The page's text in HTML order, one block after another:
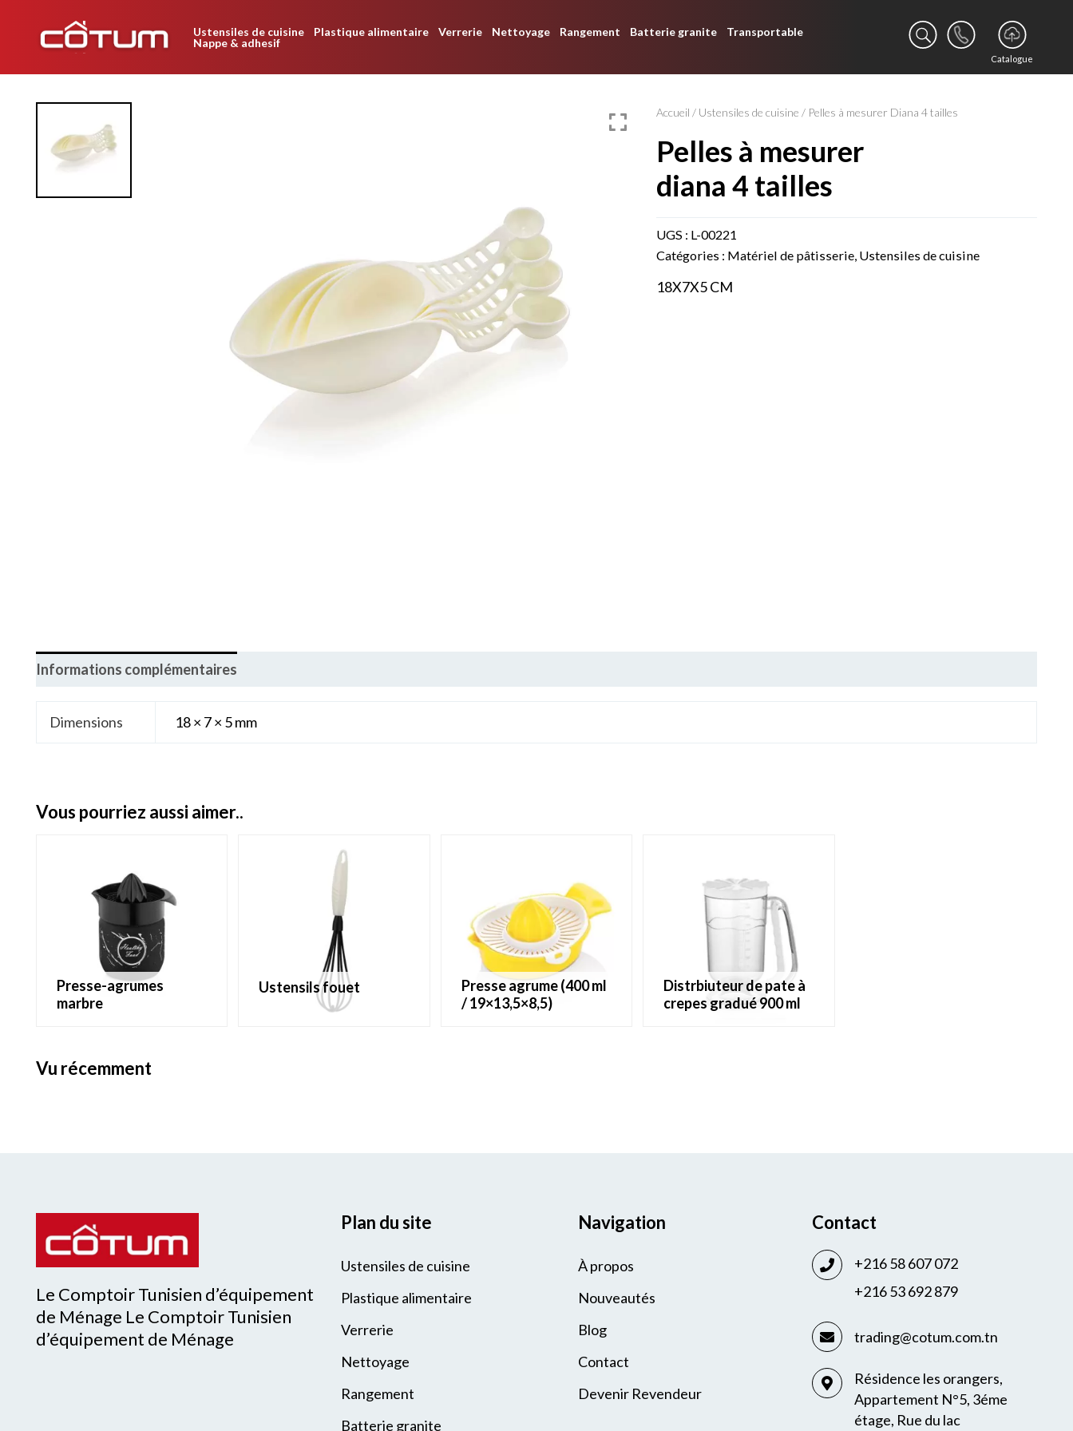
Ustensiles de cuisine Plastique alimentaire Verrerie Nettoyage Rangement Batterie granite
Transportable
Nappe & adhesif
Catalogue
Accueil / Ustensiles de cuisine / Pelles à mesurer Diana 4 tailles
pelles à mesurer
diana 4 tailles
UGS : L-00221
Catégories : Matériel de pâtisserie, Ustensiles de cuisine
18X7X5 CM
Informations complémentaires
Dimensions 18 × 7 × 5 mm
vous pourriez aussi aimer..
presse-agrumes
marbre
ustensils fouet
presse agrume (400 ml
/ 19×13,5×8,5)
distrbiuteur de pate à
crepes gradué 900 ml
vu récemment
Le Comptoir Tunisien d’équipement
de Ménage Le Comptoir Tunisien
d’équipement de Ménage
Plan du site
Ustensiles de cuisine
Plastique alimentaire
Verrerie
Nettoyage
Rangement
Batterie granite
Navigation
À propos
Nouveautés
Blog
Contact
Devenir Revendeur
Contact
+216 58 607 072
+216 53 692 879
trading@cotum.com.tn
Résidence les orangers,
Appartement N°5, 3éme
étage, Rue du lac